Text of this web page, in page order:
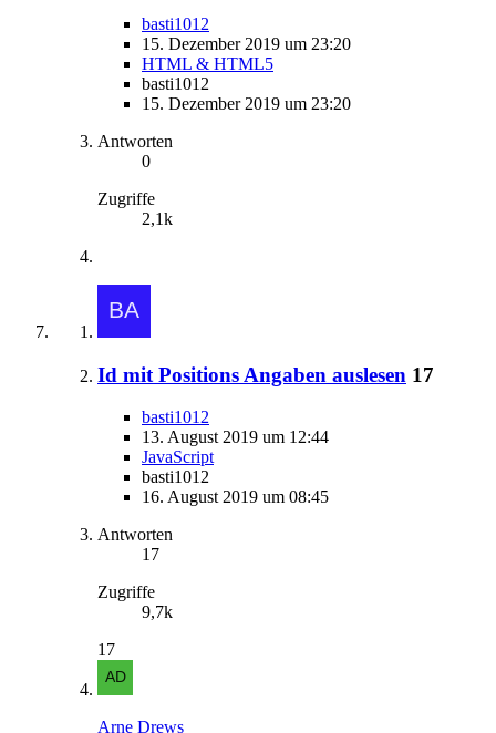
basti1012
15. Dezember 2019 um 23:20
HTML & HTML5
basti1012
15. Dezember 2019 um 23:20
Antworten
0
Zugriffe
2,1k
Id mit Positions Angaben auslesen 17
basti1012
13. August 2019 um 12:44
JavaScript
basti1012
16. August 2019 um 08:45
Antworten
17
Zugriffe
9,7k
17
Arne Drews